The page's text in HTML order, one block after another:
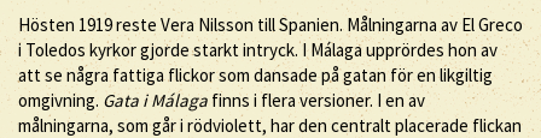
Hösten 1919 reste Vera Nilsson till Spanien. Målningarna av El Greco
i Toledos kyrkor gjorde starkt intryck. I Málaga upprördes hon av
att se några fattiga flickor som dansade på gatan för en likgiltig
omgivning. Gata i Málaga finns i flera versioner. I en av
målningarna, som går i rödviolett, har den centralt placerade flickan